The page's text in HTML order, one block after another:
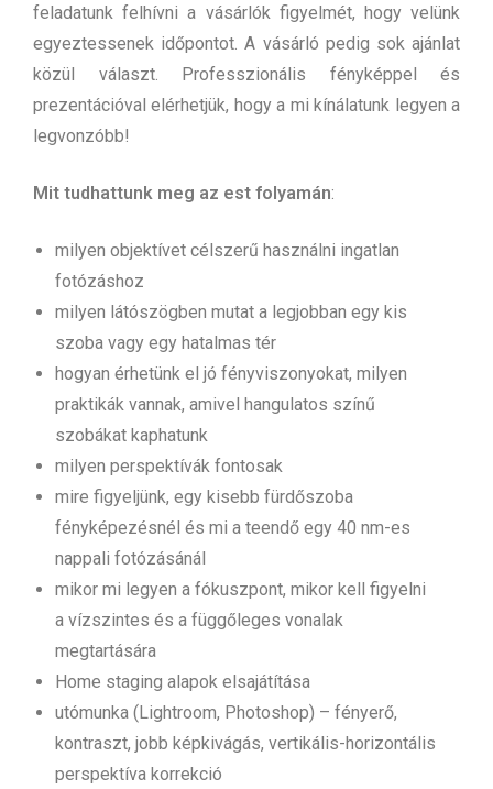
feladatunk felhívni a vásárlók figyelmét, hogy velünk
egyeztessenek időpontot. A vásárló pedig sok ajánlat
közül választ. Professzionális fényképpel és
prezentációval elérhetjük, hogy a mi kínálatunk legyen a
legvonzóbb!
Mit tudhattunk meg az est folyamán:
milyen objektívet célszerű használni ingatlan
fotózáshoz
milyen látószögben mutat a legjobban egy kis
szoba vagy egy hatalmas tér
hogyan érhetünk el jó fényviszonyokat, milyen
praktikák vannak, amivel hangulatos színű
szobákat kaphatunk
milyen perspektívák fontosak
mire figyeljünk, egy kisebb fürdőszoba
fényképezésnél és mi a teendő egy 40 nm-es
nappali fotózásánál
mikor mi legyen a fókuszpont, mikor kell figyelni
a vízszintes és a függőleges vonalak
megtartására
Home staging alapok elsajátítása
utómunka (Lightroom, Photoshop) – fényerő,
kontraszt, jobb képkivágás, vertikális-horizontális
perspektíva korrekció